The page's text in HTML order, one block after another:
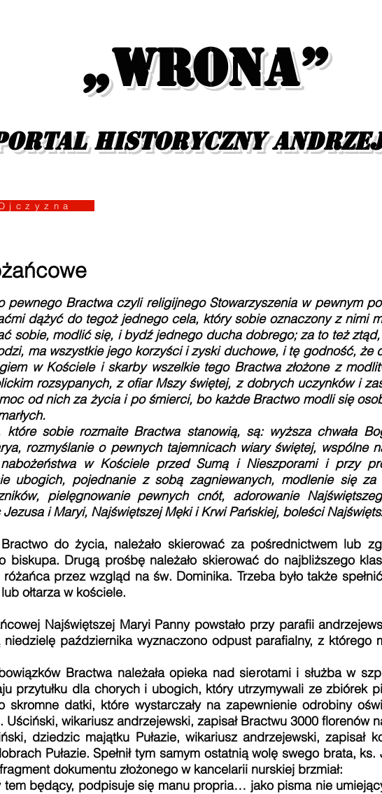
„Wrona”
historyczny
pewnego Bractwa czyli religijnego Stowarzyszenia w pewnym
dążyć do tegoż jednego cela, który sobie oznaczony z nimi
sobie, modlić się, i bydź jednego ducha dobrego; za to też ztąd,
ma wszystkie jego korzyści i zyski duchowe, i tę godność, że
w Kościele i skarby wszelkie tego Bractwa złożone z
rozsypanych, z ofiar Mszy świętej, z dobrych uczynków i
od nich za życia i po śmierci, bo każde Bractwo modli się
które sobie rozmaite Bractwa stanowią, są: wyższa chwała
rozmyślanie o pewnych tajemnicach wiary świętej, wspólne
w Kościele przed Sumą i Nieszporami i przy
ubogich, pojednanie z sobą zagniewanych, modlenie się za
pielęgnowanie pewnych cnót, adorowanie
i Maryi, Najświętszej Męki i Krwi Pańskiej, boleści
do życia, należało skierować za pośrednictwem lub
biskupa. Drugą prośbę należało skierować do najbliższego
przez wzgląd na św. Dominika. Trzeba było także
ołtarza w kościele.
Najświętszej Maryi Panny powstało przy parafii
października wyznaczono odpust parafialny, z którego
Bractwa należała opieka nad sierotami i służba w
przytułku dla chorych i ubogich, który utrzymywali ze zbiórek
skromne datki, które wystarczały na zapewnienie odrobiny
Uściński, wikariusz andrzejewski, zapisał Bractwu 3000 florenów
dziedzic majątku Pułazie, wikariusz andrzejewski, zapisał
Pułazie. Spełnił tym samym ostatnią wolę swego brata,
dokumentu złożonego w kancelarii nurskiej brzmiał:
tem będący, podpisuje się manu propria… jako pisma nie